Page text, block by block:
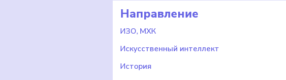
Направление
ИЗО, МХК
Искусственный интеллект
История